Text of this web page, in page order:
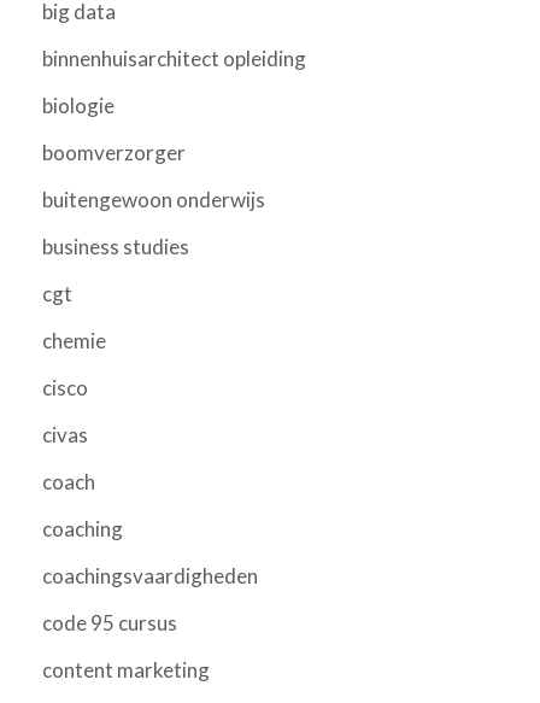
big data
binnenhuisarchitect opleiding
biologie
boomverzorger
buitengewoon onderwijs
business studies
cgt
chemie
cisco
civas
coach
coaching
coachingsvaardigheden
code 95 cursus
content marketing